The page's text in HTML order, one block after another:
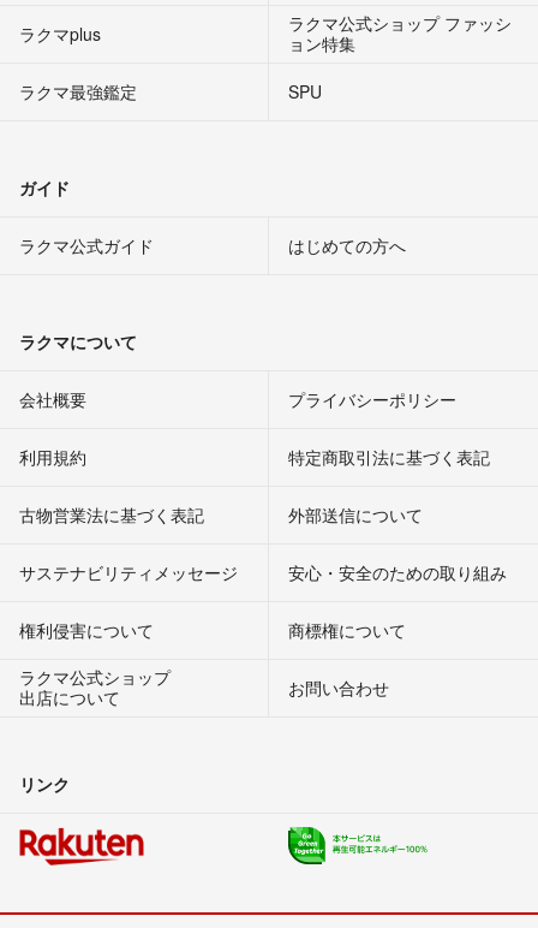
ラクマplus
ラクマ公式ショップ ファッシ
ョン特集
ラクマ最強鑑定
SPU
ガイド
ラクマ公式ガイド はじめての方へ
ラクマについて
会社概要 プライバシーポリシー
利用規約 特定商取引法に基づく表記
古物営業法に基づく表記 外部送信について
サステナビリティメッセージ 安心・安全のための取り組み
権利侵害について
商標権について
ラクマ公式ショップ
出店について
お問い合わせ
リンク